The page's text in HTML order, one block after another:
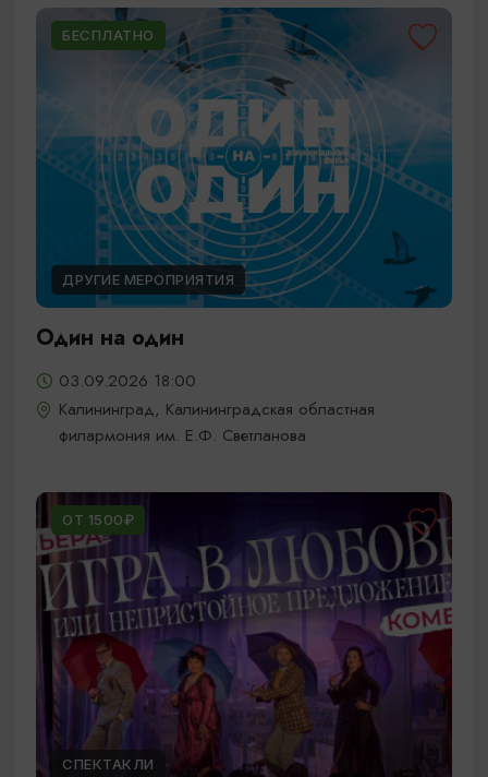
БЕСПЛАТНО
ДРУГИЕ МЕРОПРИЯТИЯ
Один на один
03.09.2026 18:00
Калининград, Калининградская областная
филармония им. Е.Ф. Светланова
ОТ 1500₽
СПЕКТАКЛИ